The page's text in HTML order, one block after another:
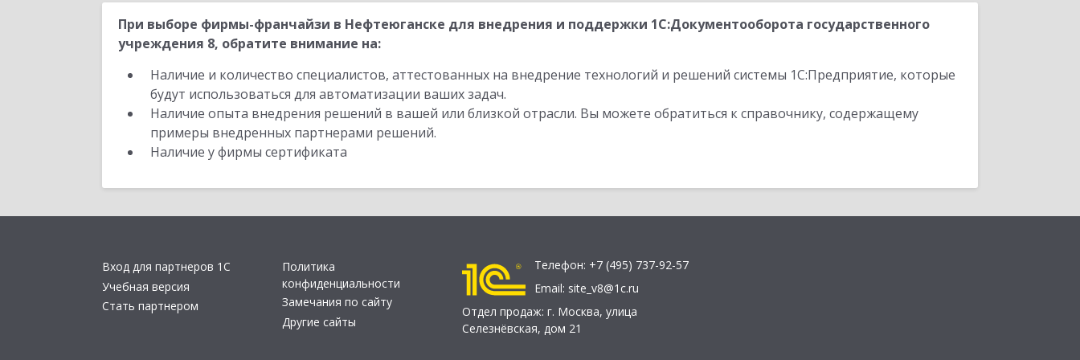
При выборе фирмы-франчайзи в Нефтеюганске для внедрения и поддержки 1С:Документооборота государственного
учреждения 8, обратите внимание на:
Наличие и количество специалистов, аттестованных на внедрение технологий и решений системы 1С:Предприятие, которые
будут использоваться для автоматизации ваших задач.
Наличие опыта внедрения решений в вашей или близкой отрасли. Вы можете обратиться к справочнику, содержащему
примеры внедренных партнерами решений.
Наличие у фирмы сертификата
Вход для партнеров 1С
Учебная версия
Стать партнером
Политика
конфиденциальности
Замечания по сайту
Другие сайты
Телефон: +7 (495) 737-92-57
Email: site_v8@1c.ru
Отдел продаж: г. Москва, улица
Селезнёвская, дом 21